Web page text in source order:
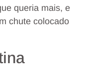
queria mais, e
chute colocado